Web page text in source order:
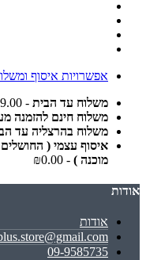
אפשרויות איסוף
משלוח עד הבית - ₪39.00
משלוח חינם להזמנה מעל 299
משלוח בהרצליה עד
מוכנה ) - ₪0.00
אודות
אודות
09-9585735